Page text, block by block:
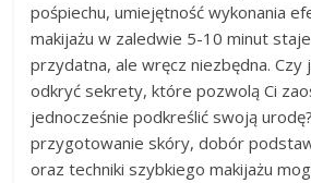
pośpiechu, umiejętność wykonania
makijażu w zaledwie 5-10 minut
przydatna, ale wręcz niezbędna.
odkryć sekrety, które pozwolą Ci
jednocześnie podkreślić swoją
przygotowanie skóry, dobór
oraz techniki szybkiego makijażu